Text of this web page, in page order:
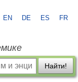
EN DE ES FR
Найти!